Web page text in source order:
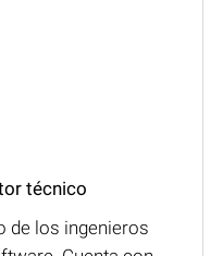
técnico
de los ingenieros